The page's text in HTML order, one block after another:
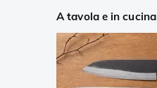
A tavola e in cucina